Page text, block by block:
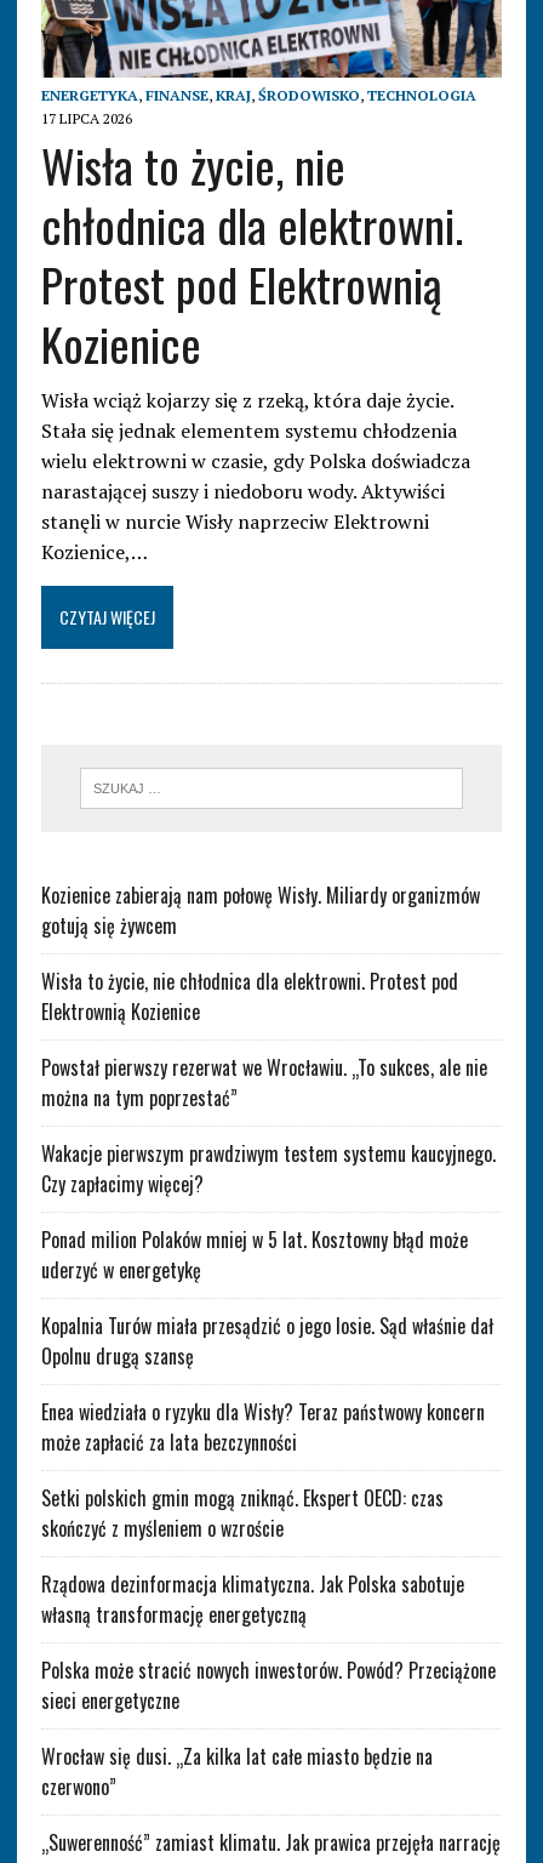
ENERGETYKA, FINANSE, KRAJ, ŚRODOWISKO, TECHNOLOGIA
17 LIPCA 2026
Wisła to życie, nie
chłodnica dla elektrowni.
Protest pod Elektrownią
Kozienice
Wisła wciąż kojarzy się z rzeką, która daje życie.
Stała się jednak elementem systemu chłodzenia
wielu elektrowni w czasie, gdy Polska doświadcza
narastającej suszy i niedoboru wody. Aktywiści
stanęli w nurcie Wisły naprzeciw Elektrowni
Kozienice,…
CZYTAJ WIĘCEJ
Kozienice zabierają nam połowę Wisły. Miliardy organizmów
gotują się żywcem
Wisła to życie, nie chłodnica dla elektrowni. Protest pod
Elektrownią Kozienice
Powstał pierwszy rezerwat we Wrocławiu. „To sukces, ale nie
można na tym poprzestać”
Wakacje pierwszym prawdziwym testem systemu kaucyjnego.
Czy zapłacimy więcej?
Ponad milion Polaków mniej w 5 lat. Kosztowny błąd może
uderzyć w energetykę
Kopalnia Turów miała przesądzić o jego losie. Sąd właśnie dał
Opolnu drugą szansę
Enea wiedziała o ryzyku dla Wisły? Teraz państwowy koncern
może zapłacić za lata bezczynności
Setki polskich gmin mogą zniknąć. Ekspert OECD: czas
skończyć z myśleniem o wzroście
Rządowa dezinformacja klimatyczna. Jak Polska sabotuje
własną transformację energetyczną
Polska może stracić nowych inwestorów. Powód? Przeciążone
sieci energetyczne
Wrocław się dusi. „Za kilka lat całe miasto będzie na
czerwono”
„Suwerenność” zamiast klimatu. Jak prawica przejęła narrację